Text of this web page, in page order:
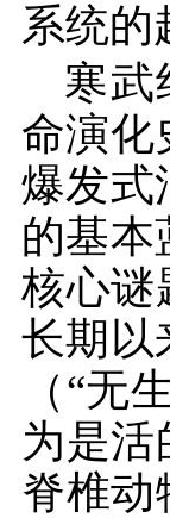
系统的
寒武
命演化
爆发式
的基本
核心谜
长期以
（“无
为是活
脊椎动